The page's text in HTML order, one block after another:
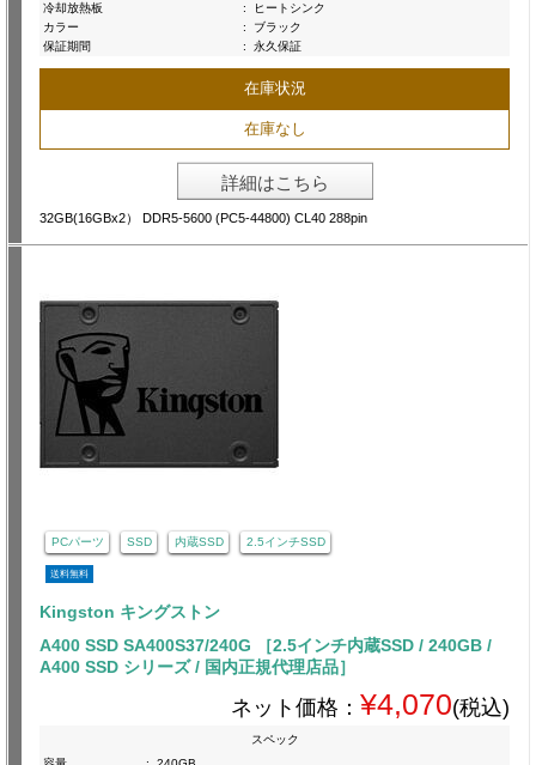
冷却放熱板
:
ヒートシンク
カラー
:
ブラック
保証期間
: 永久保証
在庫状況
在庫なし
詳細はこちら
32GB(16GBx2） DDR5-5600 (PC5-44800) CL40 288pin
PCパーツ SSD 内蔵SSD 2.5インチSSD
送料無料
Kingston キングストン
A400 SSD SA400S37/240G ［2.5インチ内蔵SSD / 240GB /
A400 SSD シリーズ / 国内正規代理店品］
ネット価格： ¥4,070(税込)
スペック